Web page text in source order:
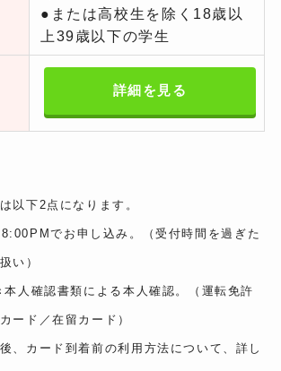
●または高校生を除く18歳以
上39歳以下の学生
詳細を見る
以下2点になります。
でお申し込み。（受付時間を過ぎた
い）
本人確認書類による本人確認。（運転免許
ード／在留カード）
、カード到着前の利用方法について、詳し